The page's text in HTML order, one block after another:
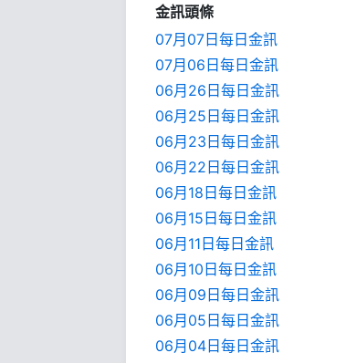
金訊頭條
07月07日每日金訊
07月06日每日金訊
06月26日每日金訊
06月25日每日金訊
06月23日每日金訊
06月22日每日金訊
06月18日每日金訊
06月15日每日金訊
06月11日每日金訊
06月10日每日金訊
06月09日每日金訊
06月05日每日金訊
06月04日每日金訊